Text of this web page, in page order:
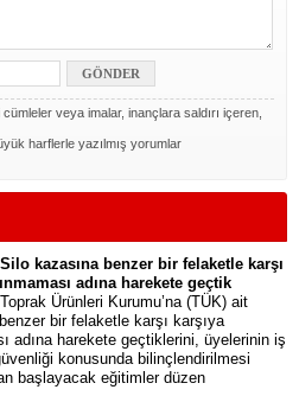
veya imalar, inançlara saldırı içeren,
harflerle yazılmış yorumlar
kazasına benzer bir felaketle karşı
adına harekete geçtik
Ürünleri Kurumu’na (TÜK) ait
bir felaketle karşı karşıya
adına harekete geçtiklerini, üyelerinin iş
konusunda bilinçlendirilmesi
başlayacak eğitimler düzen